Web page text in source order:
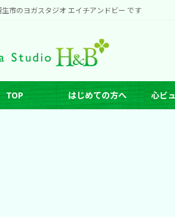
市のヨガスタジオ エイチアンドビー です
TOP はじめての方へ 心ビ